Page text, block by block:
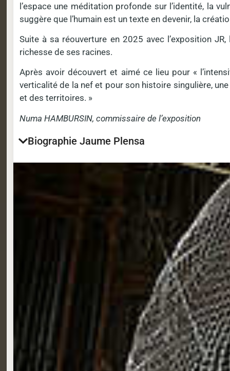
l’espace une méditation profonde sur l’identité, la
suggère que l’humain est un texte en devenir, la
Suite à sa réouverture en 2025 avec l’exposition
richesse de ses racines.
Après avoir découvert et aimé ce lieu pour «
verticalité de la nef et pour son histoire singulière,
et des territoires. »
Numa HAMBURSIN, commissaire de l’exposition
Biographie Jaume Plensa